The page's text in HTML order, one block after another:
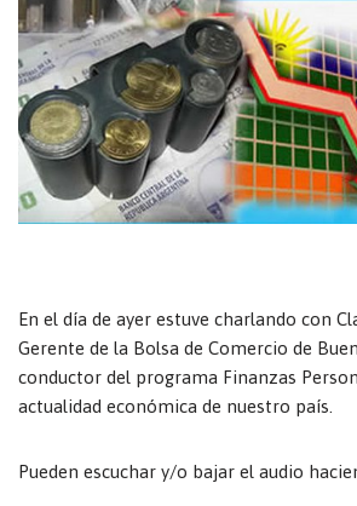
En el día de ayer estuve charlando con
Gerente de la Bolsa de Comercio de
conductor del programa Finanzas
actualidad económica de nuestro país.
Pueden escuchar y/o bajar el audio